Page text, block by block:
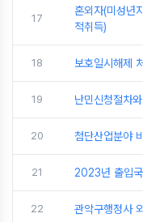
17
혼외자(미성년
적취득)
18 보호일시해제
19 난민신청절차
20 첨단산업분야
21 2023년 출입
22 관악구행정사